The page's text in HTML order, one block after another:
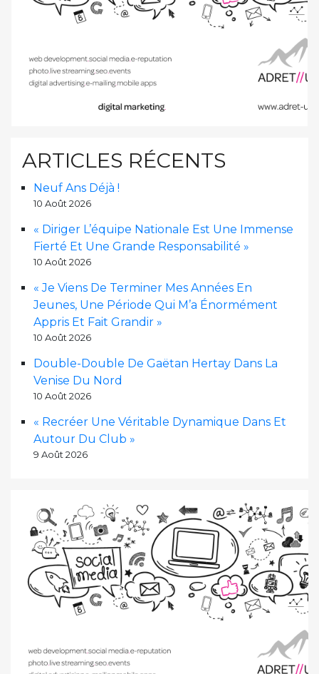
ARTICLES RÉCENTS
Neuf Ans Déjà !
10 Août 2026
« Diriger L’équipe Nationale Est Une Immense
Fierté Et Une Grande Responsabilité »
10 Août 2026
« Je Viens De Terminer Mes Années En
Jeunes, Une Période Qui M’a Énormément
Appris Et Fait Grandir »
10 Août 2026
Double-Double De Gaëtan Hertay Dans La
Venise Du Nord
10 Août 2026
« Recréer Une Véritable Dynamique Dans Et
Autour Du Club »
9 Août 2026